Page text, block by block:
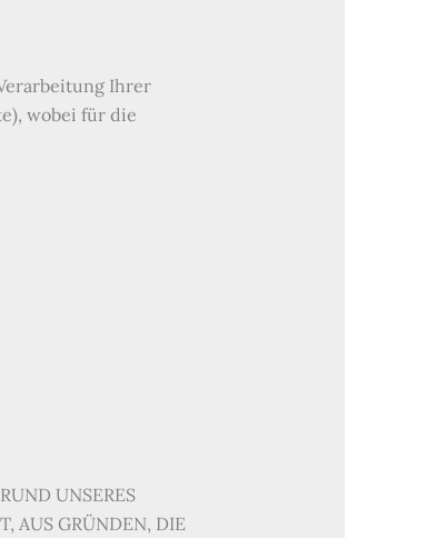
Ihrer
wobei für die
UNSERES
AUS GRÜNDEN, DIE